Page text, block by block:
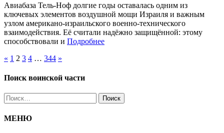
Авиабаза Тель‑Ноф долгие годы оставалась одним из
ключевых элементов воздушной мощи Израиля и важным
узлом американо‑израильского военно‑технического
взаимодействия. Её считали надёжно защищённой: этому
способствовали и Подробнее
« 1 2 3 4 … 344 »
Поиск воинской части
Найти:
МЕНЮ